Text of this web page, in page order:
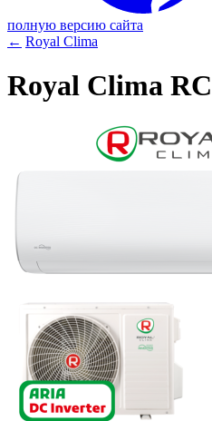
полную версию сайта
← Royal Clima
Royal Clima